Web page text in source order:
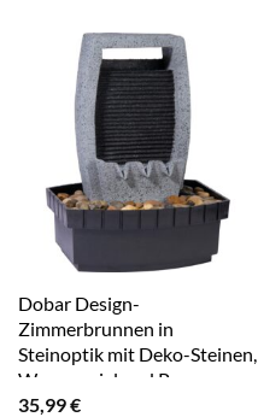
Dobar Design-
Zimmerbrunnen in
Steinoptik mit Deko-Steinen,
Wasserspiel und Pumpe
35,99€